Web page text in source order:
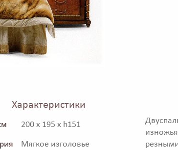
Характеристики
200 x 195 x h151
Мягкое изголовье